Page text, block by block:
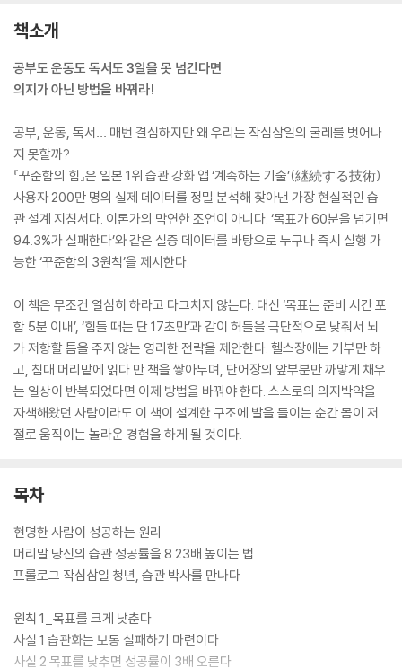
책소개
공부도 운동도 독서도 3일을 못 넘긴다면
의지가 아닌 방법을 바꿔라!
공부, 운동, 독서… 매번 결심하지만 왜 우리는 작심삼일의 굴레를 벗어나
지 못할까?
『꾸준함의 힘』은 일본 1위 습관 강화 앱 ‘계속하는 기술’(継続する技術)
사용자 200만 명의 실제 데이터를 정밀 분석해 찾아낸 가장 현실적인 습
관 설계 지침서다. 이론가의 막연한 조언이 아니다. ‘목표가 60분을 넘기면
94.3%가 실패한다’와 같은 실증 데이터를 바탕으로 누구나 즉시 실행 가
능한 ‘꾸준함의 3원칙’을 제시한다.
이 책은 무조건 열심히 하라고 다그치지 않는다. 대신 ‘목표는 준비 시간 포
함 5분 이내’, ‘힘들 때는 단 17초만’과 같이 허들을 극단적으로 낮춰서 뇌
가 저항할 틈을 주지 않는 영리한 전략을 제안한다. 헬스장에는 기부만 하
고, 침대 머리맡에 읽다 만 책을 쌓아두며, 단어장의 앞부분만 까맣게 채우
는 일상이 반복되었다면 이제 방법을 바꿔야 한다. 스스로의 의지박약을
자책해왔던 사람이라도 이 책이 설계한 구조에 발을 들이는 순간 몸이 저
절로 움직이는 놀라운 경험을 하게 될 것이다.
목차
현명한 사람이 성공하는 원리
머리말 당신의 습관 성공률을 8.23배 높이는 법
프롤로그 작심삼일 청년, 습관 박사를 만나다
원칙 1_목표를 크게 낮춘다
사실 1 습관화는 보통 실패하기 마련이다
사실 2 목표를 낮추면 성공률이 3배 오른다